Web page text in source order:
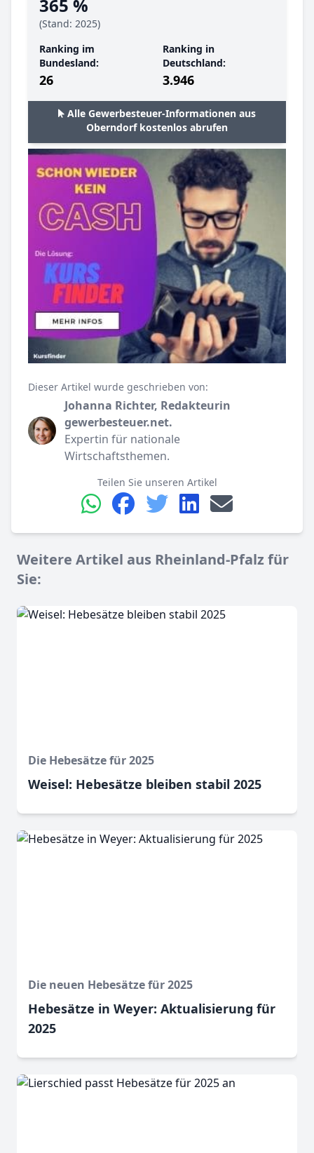
365 %
(Stand: 2025)
Ranking im
Bundesland:
26
Ranking in
Deutschland:
3.946
Alle Gewerbesteuer-Informationen aus
Oberndorf kostenlos abrufen
Dieser Artikel wurde geschrieben von:
Johanna Richter, Redakteurin
gewerbesteuer.net.
Expertin für nationale
Wirtschaftsthemen.
Teilen Sie unseren Artikel
Weitere Artikel aus Rheinland-Pfalz für
Sie:
Die Hebesätze für 2025
Weisel: Hebesätze bleiben stabil 2025
Die neuen Hebesätze für 2025
Hebesätze in Weyer: Aktualisierung für
2025